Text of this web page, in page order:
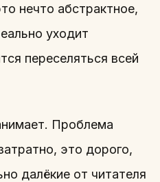
нечто абстрактное,
уходит
переселяться всей
Проблема
это дорого,
далёкие от читателя